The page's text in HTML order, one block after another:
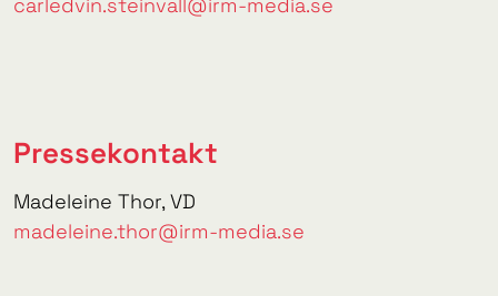
Pressekontakt
Madeleine Thor, VD
madeleine.thor@irm-media.se